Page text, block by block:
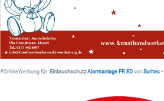
#OnlineWerbung für Einbruchschutz Alarmanlage FR.ED von Suritec •